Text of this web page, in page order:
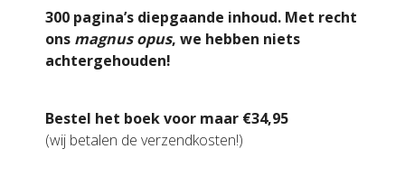
300 pagina’s diepgaande inhoud. Met recht
ons magnus opus, we hebben niets
achtergehouden!
Bestel het boek voor maar €34,95
(wij betalen de verzendkosten!)